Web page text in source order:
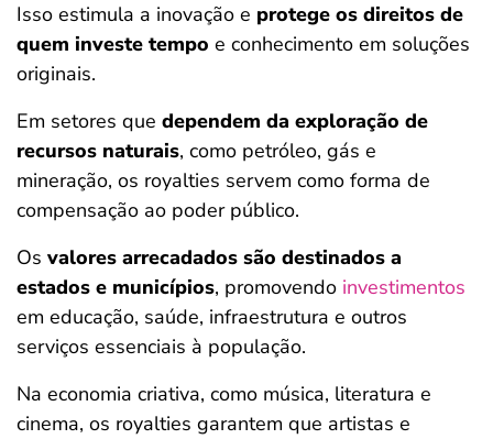
Isso estimula a inovação e protege os direitos de
quem investe tempo e conhecimento em soluções
originais.
Em setores que dependem da exploração de
recursos naturais, como petróleo, gás e
mineração, os royalties servem como forma de
compensação ao poder público.
Os valores arrecadados são destinados a
estados e municípios, promovendo investimentos
em educação, saúde, infraestrutura e outros
serviços essenciais à população.
Na economia criativa, como música, literatura e
cinema, os royalties garantem que artistas e